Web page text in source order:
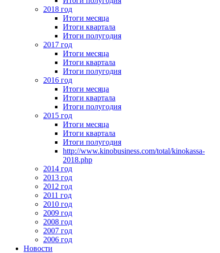
2018 год
Итоги месяца
Итоги квартала
Итоги полугодия
2017 год
Итоги месяца
Итоги квартала
Итоги полугодия
2016 год
Итоги месяца
Итоги квартала
Итоги полугодия
2015 год
Итоги месяца
Итоги квартала
Итоги полугодия
http://www.kinobusiness.com/total/kinokassa-
2018.php
2014 год
2013 год
2012 год
2011 год
2010 год
2009 год
2008 год
2007 год
2006 год
Новости